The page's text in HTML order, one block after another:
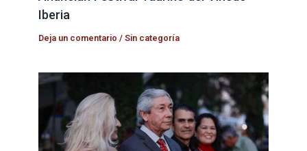
Iberia
Deja un comentario /Sin categoría